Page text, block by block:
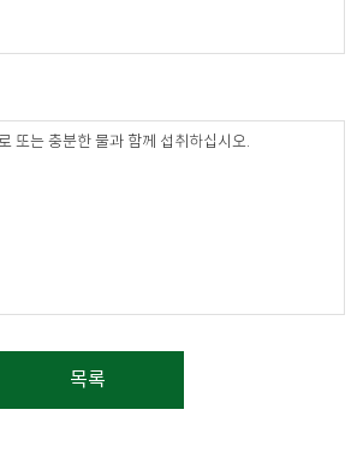
또는 충분한 물과 함께 섭취하십시오.
목록